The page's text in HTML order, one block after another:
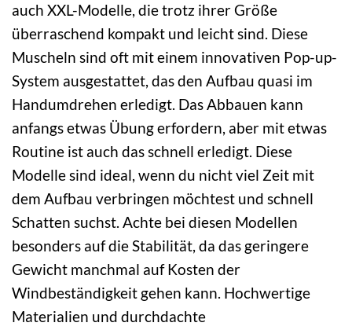
auch XXL-Modelle, die trotz ihrer Größe
überraschend kompakt und leicht sind. Diese
Muscheln sind oft mit einem innovativen Pop-up-
System ausgestattet, das den Aufbau quasi im
Handumdrehen erledigt. Das Abbauen kann
anfangs etwas Übung erfordern, aber mit etwas
Routine ist auch das schnell erledigt. Diese
Modelle sind ideal, wenn du nicht viel Zeit mit
dem Aufbau verbringen möchtest und schnell
Schatten suchst. Achte bei diesen Modellen
besonders auf die Stabilität, da das geringere
Gewicht manchmal auf Kosten der
Windbeständigkeit gehen kann. Hochwertige
Materialien und durchdachte